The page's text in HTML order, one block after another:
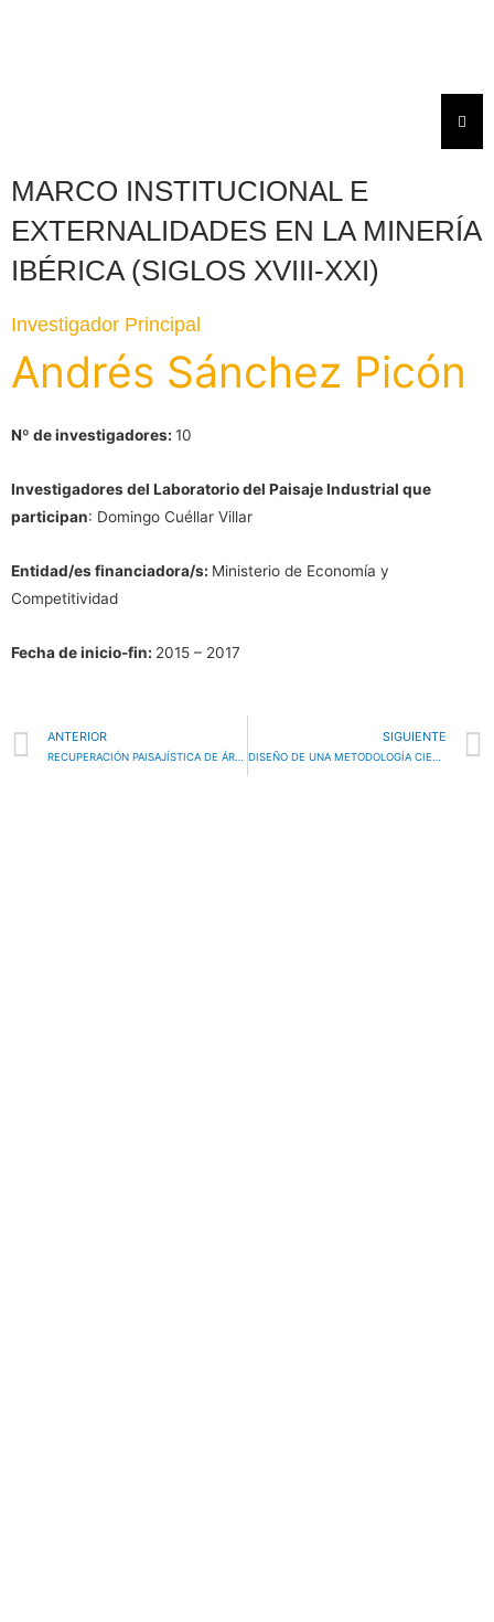
MARCO INSTITUCIONAL E
EXTERNALIDADES EN LA MINERÍA
IBÉRICA (SIGLOS XVIII-XXI)
Investigador Principal
Andrés Sánchez Picón
Nº de investigadores: 10
Investigadores del Laboratorio del Paisaje Industrial que
participan: Domingo Cuéllar Villar
Entidad/es financiadora/s: Ministerio de Economía y
Competitividad
Fecha de inicio-fin: 2015 – 2017
Ant
ANTERIOR SIGUIENTE